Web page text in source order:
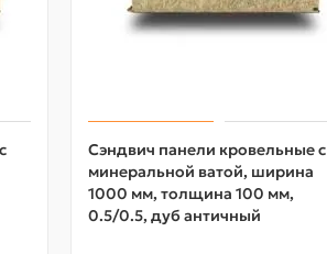
Сэндвич панели кровельные с
минеральной ватой, ширина
1000 мм, толщина 100 мм,
0.5/0.5, дуб античный